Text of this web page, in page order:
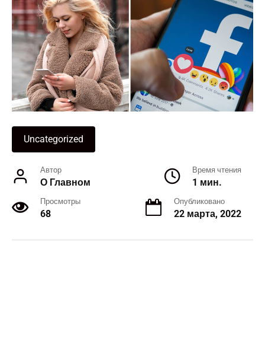
Uncategorized
Автор
О Главном
Время чтения
1 мин.
Просмотры
68
Опубликовано
22 марта, 2022